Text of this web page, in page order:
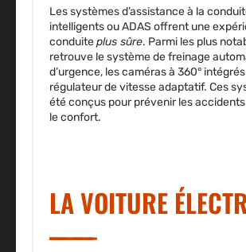
Lessystèmes d’assistance à la
intelligentsouADAS offrent une
conduiteplus sûre. Parmi les plus
retrouve le système de freinage
d’urgence, les caméras à 360°
régulateur de vitesse adaptatif. Ces
été conçus pourprévenir les accidents
le confort.
LA VOITURE